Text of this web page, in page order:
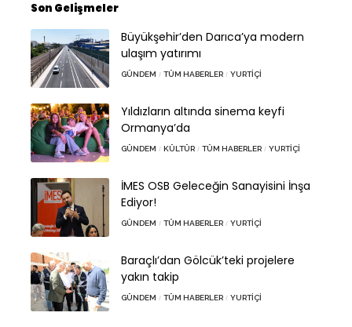
Son Gelişmeler
Büyükşehir’den Darıca’ya modern
ulaşım yatırımı
GÜNDEM TÜM HABERLER YURTIÇI
Yıldızların altında sinema keyfi
Ormanya’da
GÜNDEM KÜLTÜR TÜM HABERLER YURTIÇI
İMES OSB Geleceğin Sanayisini İnşa
Ediyor!
GÜNDEM TÜM HABERLER YURTIÇI
Baraçlı’dan Gölcük’teki projelere
yakın takip
GÜNDEM TÜM HABERLER YURTIÇI